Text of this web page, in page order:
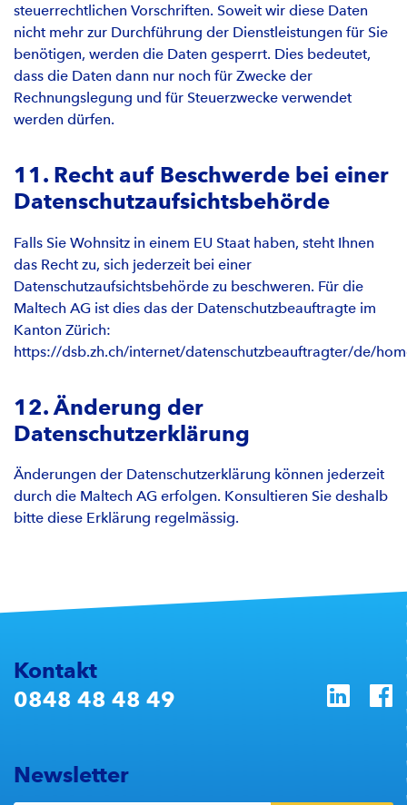
steuerrechtlichen Vorschriften. Soweit wir diese Daten
nicht mehr zur Durchführung der Dienstleistungen für Sie
benötigen, werden die Daten gesperrt. Dies bedeutet,
dass die Daten dann nur noch für Zwecke der
Rechnungslegung und für Steuerzwecke verwendet
werden dürfen.
11. Recht auf Beschwerde bei einer
Datenschutzaufsichtsbehörde
Falls Sie Wohnsitz in einem EU Staat haben, steht Ihnen
das Recht zu, sich jederzeit bei einer
Datenschutzaufsichtsbehörde zu beschweren. Für die
Maltech AG ist dies das der Datenschutzbeauftragte im
Kanton Zürich:
https://dsb.zh.ch/internet/datenschutzbeauftragter/de/
12. Änderung der
Datenschutzerklärung
Änderungen der Datenschutzerklärung können jederzeit
durch die Maltech AG erfolgen. Konsultieren Sie deshalb
bitte diese Erklärung regelmässig.
Kontakt
0848 48 48 49
Newsletter